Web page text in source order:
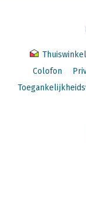
Colofon